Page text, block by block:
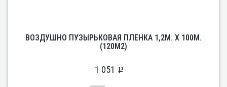
ВОЗДУШНО ПУЗЫРЬКОВАЯ ПЛЕНКА 1,2М. Х 100М.
(120М2)
1 051 p